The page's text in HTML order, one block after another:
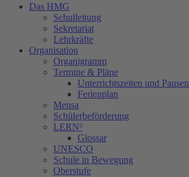
Das HMG
Schulleitung
Sekretariat
Lehrkräfte
Organisation
Organigramm
Termine & Pläne
Unterrichtszeiten und Pausen
Ferienplan
Mensa
Schülerbeförderung
LERN³
Glossar
UNESCO
Schule in Bewegung
Oberstufe